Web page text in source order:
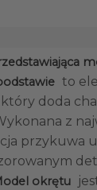
to
doda
z
przykuwa
okrętu